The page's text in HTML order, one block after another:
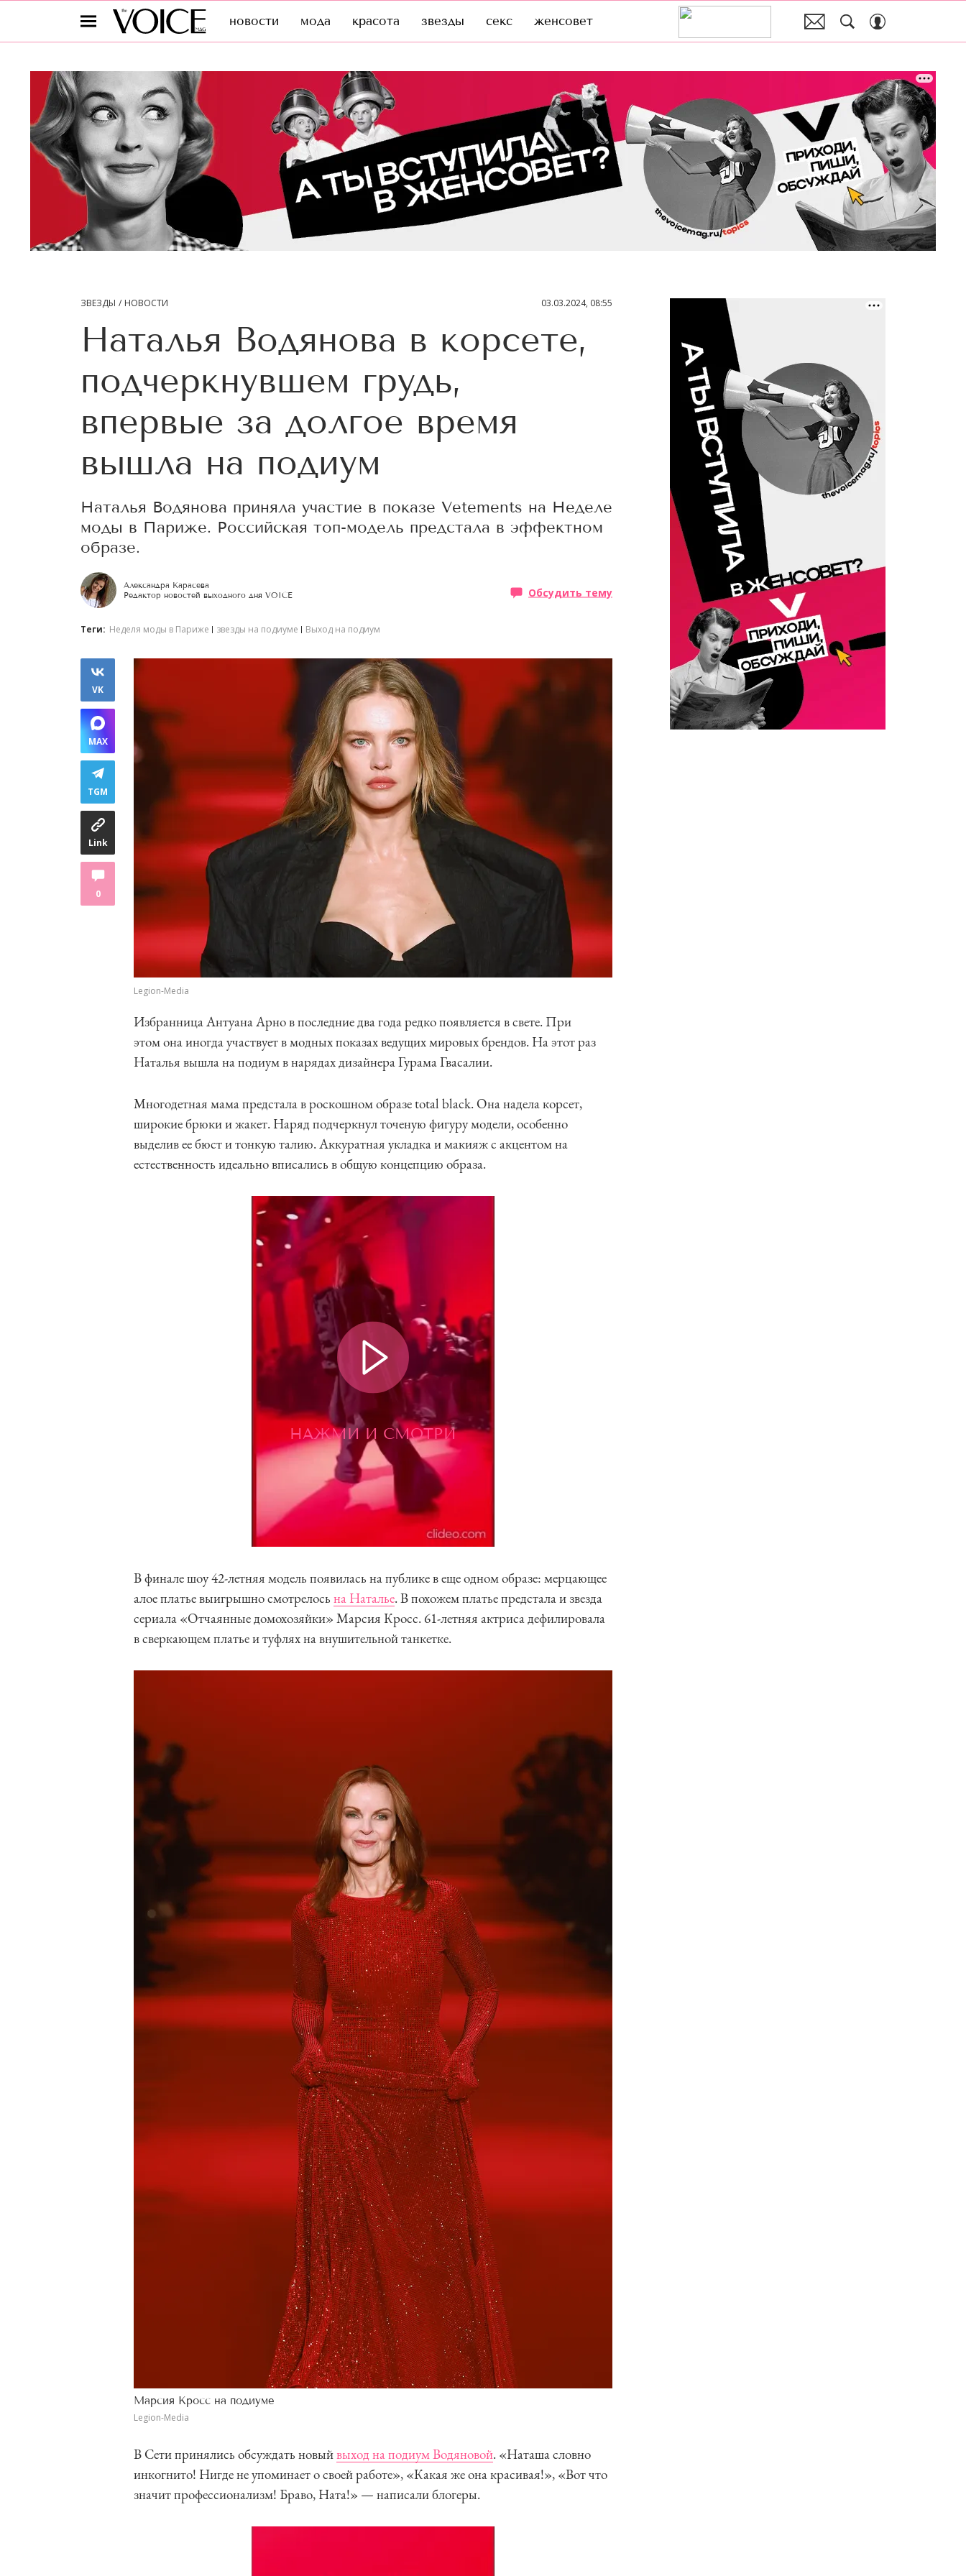
новости мода красота звезды секс женсовет
ЗВЕЗДЫ НОВОСТИ 03.03.2024, 08:55
Наталья Водянова в корсете,
подчеркнувшем грудь,
впервые за долгое время
вышла на подиум
Наталья Водянова приняла участие в показе Vetements на Неделе
моды в Париже. Российская топ-модель предстала в эффектном
образе.
Александра Карасева
Редактор новостей выходного дня VOICE
Обсудить тему
Теги: Неделя моды в Париже звезды на подиуме Выход на подиум
VK
MAX
TGM
Link
0
Legion-Media
Избранница Антуана Арно в последние два года редко появляется в свете. При
этом она иногда участвует в модных показах ведущих мировых брендов. На этот раз
Наталья вышла на подиум в нарядах дизайнера Гурама Гвасалии.
Многодетная мама предстала в роскошном образе total black. Она надела корсет,
широкие брюки и жакет. Наряд подчеркнул точеную фигуру модели, особенно
выделив ее бюст и тонкую талию. Аккуратная укладка и макияж с акцентом на
естественность идеально вписались в общую концепцию образа.
НАЖМИ И СМОТРИ
В финале шоу 42-летняя модель появилась на публике в еще одном образе: мерцающее
алое платье выигрышно смотрелось на Наталье. В похожем платье предстала и звезда
сериала «Отчаянные домохозяйки» Марсия Кросс. 61-летняя актриса дефилировала
в сверкающем платье и туфлях на внушительной танкетке.
Марсия Кросс на подиуме
Legion-Media
В Сети принялись обсуждать новыйвыход на подиум Водяновой. «Наташа словно
инкогнито! Нигде не упоминает о своей работе», «Какая же она красивая!», «Вот что
значит профессионализм! Браво, Ната!» — написали блогеры.